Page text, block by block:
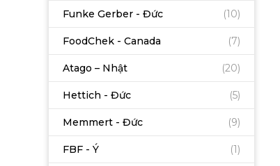
Funke Gerber - Đức (10)
FoodChek - Canada (7)
Atago – Nhật (20)
Hettich - Đức (5)
Memmert - Đức (9)
FBF - Ý (1)